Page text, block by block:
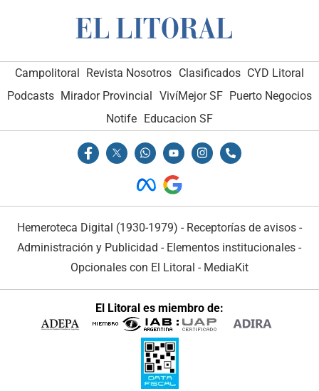
Campolitoral Revista Nosotros Clasificados CYD Litoral
Podcasts Mirador Provincial VivíMejor SF Puerto Negocios
Notife Educacion SF
Hemeroteca Digital (1930-1979) - Receptorías de avisos -
Administración y Publicidad - Elementos institucionales -
Opcionales con El Litoral - MediaKit
El Litoral es miembro de: